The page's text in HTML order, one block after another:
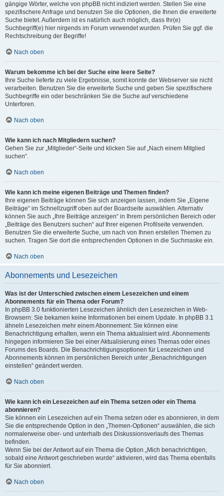
gängige Wörter, welche von phpBB nicht indiziert werden. Stellen Sie eine
spezifischere Anfrage und benutzen Sie die Optionen, die Ihnen die erweiterte
Suche bietet. Außerdem ist es natürlich auch möglich, dass Ihr(e)
Suchbegriff(e) hier nirgends im Forum verwendet wurden. Prüfen Sie ggf. die
Rechtschreibung der Begriffe!
Nach oben
Warum bekomme ich bei der Suche eine leere Seite?
Ihre Suche lieferte zu viele Ergebnisse, somit konnte der Webserver sie nicht
verarbeiten. Benutzen Sie die erweiterte Suche und geben Sie spezifischere
Suchbegriffe ein oder beschränken Sie die Suche auf verschiedene
Unterforen.
Nach oben
Wie kann ich nach Mitgliedern suchen?
Gehen Sie zur „Mitglieder“-Seite und klicken Sie auf „Nach einem Mitglied
suchen“.
Nach oben
Wie kann ich meine eigenen Beiträge und Themen finden?
Ihre eigenen Beiträge können Sie sich anzeigen lassen, indem Sie „Eigene
Beiträge“ im Schnellzugriff oben auf der Boardseite auswählen. Alternativ
können Sie auch „Ihre Beiträge anzeigen“ in Ihrem persönlichen Bereich oder
„Beiträge des Benutzers suchen“ auf Ihrer eigenen Profilseite verwenden.
Benutzen Sie die erweiterte Suche, um nach von Ihnen erstellen Themen zu
suchen. Tragen Sie dort die entsprechenden Optionen in die Suchmaske ein.
Nach oben
Abonnements und Lesezeichen
Was ist der Unterschied zwischen einem Lesezeichen und einem
Abonnements für ein Thema oder Forum?
In phpBB 3.0 funktionierten Lesezeichen ähnlich den Lesezeichen in Web-
Browsern: Sie bekamen keine Informationen bei einem Update. In phpBB 3.1
ähneln Lesezeichen mehr einem Abonnement: Sie können eine
Benachrichtigung erhalten, wenn ein Thema aktualisiert wird. Abonnements
hingegen informieren Sie bei einer Aktualisierung eines Themas oder eines
Forums des Boards. Die Benachrichtigungsoptionen für Lesezeichen und
Abonnements können im persönlichen Bereich unter „Benachrichtigungen
einstellen“ geändert werden.
Nach oben
Wie kann ich ein Lesezeichen auf ein Thema setzen oder ein Thema
abonnieren?
Sie können ein Lesezeichen auf ein Thema setzen oder es abonnieren, in dem
Sie die entsprechende Option in den „Themen-Optionen“ auswählen, die sich
normalerweise ober- und unterhalb des Diskussionsverlaufs des Themas
befinden.
Wenn Sie bei der Antwort auf ein Thema die Option „Mich benachrichtigen,
sobald eine Antwort geschrieben wurde“ aktivieren, wird das Thema ebenfalls
für Sie abonniert.
Nach oben